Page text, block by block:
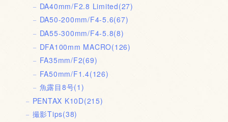
DA40mm/F2.8 Limited(27)
DA50-200mm/F4-5.6(67)
DA55-300mm/F4-5.8(8)
DFA100mm MACRO(126)
FA35mm/F2(69)
FA50mm/F1.4(126)
魚露目8号(1)
PENTAX K10D(215)
撮影Tips(38)